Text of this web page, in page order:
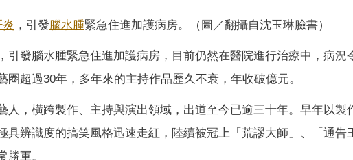
，引發腦水腫緊急住進加護病房。（圖／翻攝自沈玉琳臉書）
引發腦水腫緊急住進加護病房，目前仍然在醫院進行治療中，病況
超過30年，多年來的主持作品歷久不衰，年收破億元。
人，橫跨製作、主持與演出領域，出道至今已逾三十年。早年以製
具辨識度的搞笑風格迅速走紅，陸續被冠上「荒謬大師」、「通告
勝軍。